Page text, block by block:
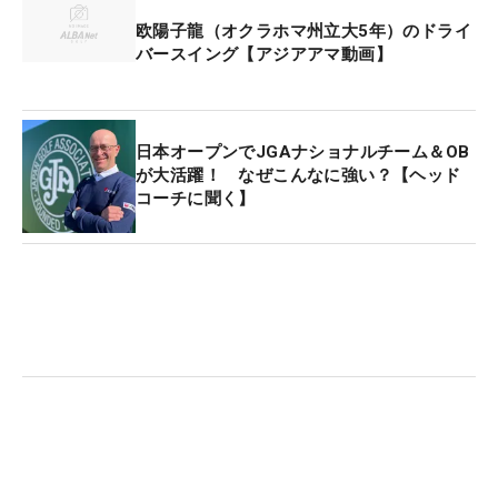
覇者の岡田晃平、日本学生覇者の宇喜多飛翔ら世界
アマランキング上位者は大学の試合を優先した。
フレッシュな顔ぶれとなった。世界アマランキング
日本勢では最下位となる498位の鈴木が優勝争いし
たことに加えて、上位に名を連ねた選手が多かった
のは日本のアマチュアゴルフ界の層の厚さを示した
欧陽子龍（オクラホマ州立大5年）のドライ
バースイング【アジアアマ動画】
日本オープンでJGAナショナルチーム＆OB
が大活躍！ なぜこんなに強い？【ヘッド
コーチに聞く】